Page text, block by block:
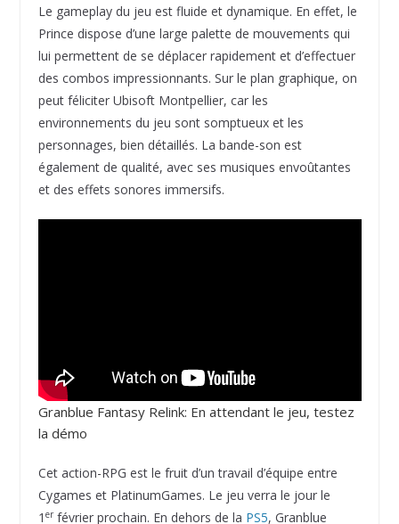
Le gameplay du jeu est fluide et dynamique. En effet, le
Prince dispose d’une large palette de mouvements qui
lui permettent de se déplacer rapidement et d’effectuer
des combos impressionnants. Sur le plan graphique, on
peut féliciter Ubisoft Montpellier, car les
environnements du jeu sont somptueux et les
personnages, bien détaillés. La bande-son est
également de qualité, avec ses musiques envoûtantes
et des effets sonores immersifs.
Granblue Fantasy Relink: En attendant le jeu, testez
la démo
Cet action-RPG est le fruit d’un travail d’équipe entre
Cygames et PlatinumGames. Le jeu verra le jour le
1 erfévrier prochain. En dehors de la PS5, Granblue